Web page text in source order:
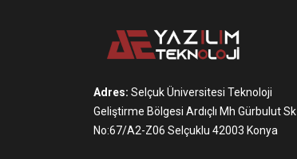
Adres: Selçuk Üniversitesi Teknoloji
Geliştirme Bölgesi Ardıçlı Mh Gürbulut Sk
No:67/A2-Z06 Selçuklu 42003 Konya